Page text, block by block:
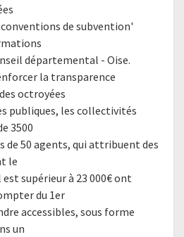
de subvention'
départemental - Oise.
la transparence
octroyées
publiques, les collectivités
3500
de 50 agents, qui attribuent des
le
supérieur à 23 000€ ont
du 1er
accessibles, sous forme
un